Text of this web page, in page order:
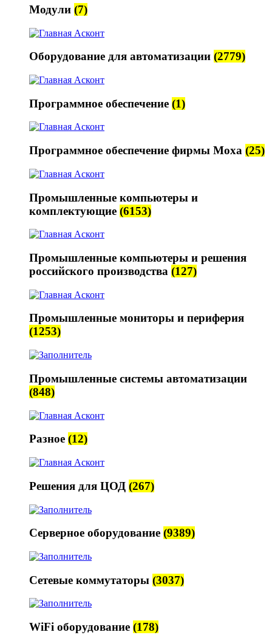
Модули (7)
Оборудование для автоматизации (2779)
Программное обеспечение (1)
Программное обеспечение фирмы Moxa (25)
Промышленные компьютеры и
комплектующие (6153)
Промышленные компьютеры и решения
российского производства (127)
Промышленные мониторы и периферия
(1253)
Промышленные системы автоматизации
(848)
Разное (12)
Решения для ЦОД (267)
Серверное оборудование (9389)
Сетевые коммутаторы (3037)
WiFi оборудование (178)